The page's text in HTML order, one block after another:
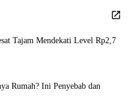
Tajam Mendekati Level Rp2,7
Rumah? Ini Penyebab dan